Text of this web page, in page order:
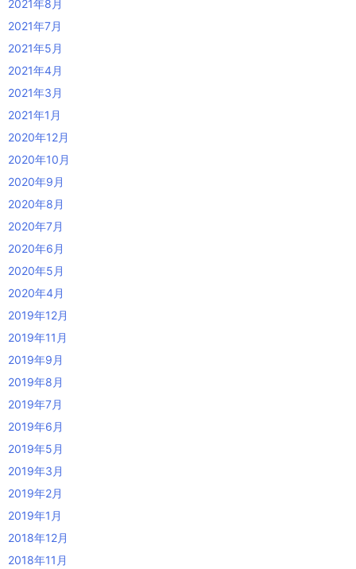
2021年8月
2021年7月
2021年5月
2021年4月
2021年3月
2021年1月
2020年12月
2020年10月
2020年9月
2020年8月
2020年7月
2020年6月
2020年5月
2020年4月
2019年12月
2019年11月
2019年9月
2019年8月
2019年7月
2019年6月
2019年5月
2019年3月
2019年2月
2019年1月
2018年12月
2018年11月